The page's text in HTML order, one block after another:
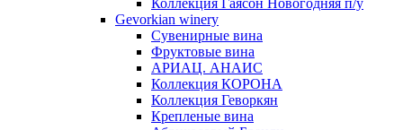
Коллекция Гаясон Новогодняя п/у
Gevorkian winery
Сувенирные вина
Фруктовые вина
АРИАЦ. АНАИС
Коллекция КОРОНА
Коллекция Геворкян
Крепленые вина